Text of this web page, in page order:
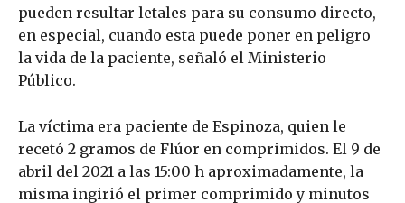
pueden resultar letales para su consumo directo,
en especial, cuando esta puede poner en peligro
la vida de la paciente, señaló el Ministerio
Público.
La víctima era paciente de Espinoza, quien le
recetó 2 gramos de Flúor en comprimidos. El 9 de
abril del 2021 a las 15:00 h aproximadamente, la
misma ingirió el primer comprimido y minutos